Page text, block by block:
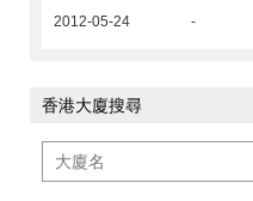
2012-05-24
-
香港大廈搜尋